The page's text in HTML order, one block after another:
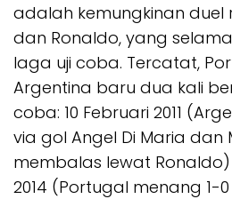
adalah kemungkinan duel
dan Ronaldo, yang
laga uji coba. Tercatat,
Argentina baru dua kali
coba: 10 Februari 2011
via gol Angel Di Maria dan
membalas lewat
2014 (Portugal menang 1-